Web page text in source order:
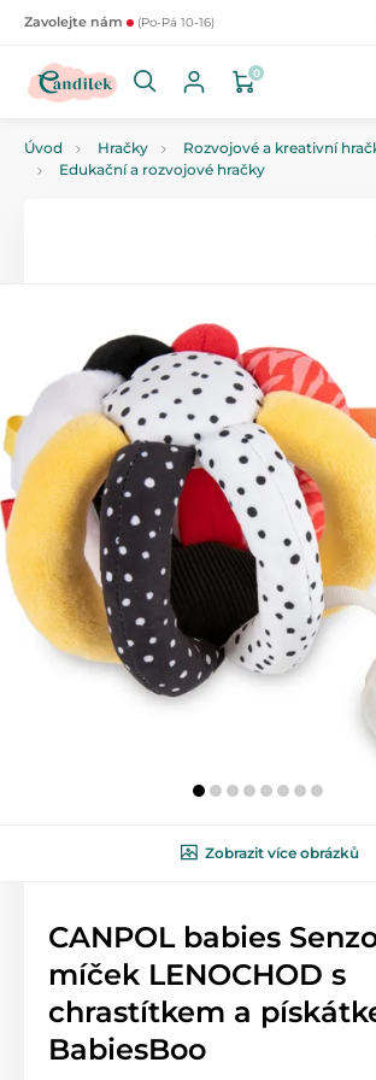
Zavolejte nám (Po-Pá 10-16)
0
Úvod Hračky
Rozvojové a kreativní
Edukační a rozvojové hračky
Zobrazit více obrázků
CANPOL babies
míček LENOCHOD s
chrastítkem a
BabiesBoo